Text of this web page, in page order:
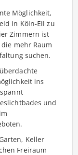
Möglichkeit,
in Köln-Eil zu
Zimmern ist
mehr Raum
suchen.
ins
und
Keller
Freiraum